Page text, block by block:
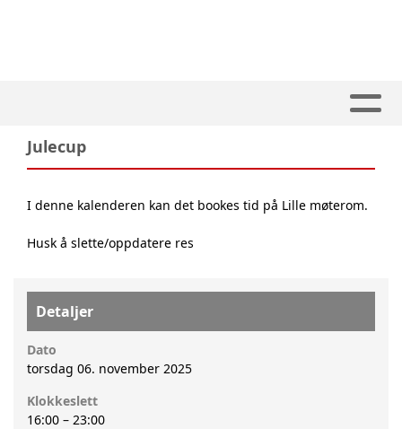
Julecup
I denne kalenderen kan det bookes tid på Lille møterom.
Husk å slette/oppdatere res
Detaljer
Dato
torsdag 06. november 2025
Klokkeslett
16:00 – 23:00